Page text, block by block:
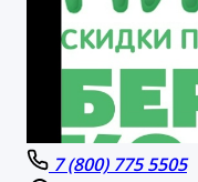
7 (800) 775 5505